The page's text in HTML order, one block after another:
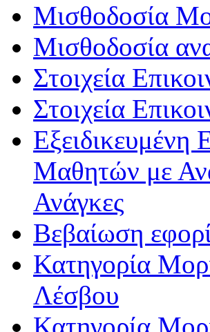
Μισθοδοσία
Μισθοδοσία
Στοιχεία
Στοιχεία
Εξειδικευμένη
Μαθητών με
Ανάγκες
Βεβαίωση
Κατηγορία
Λέσβου